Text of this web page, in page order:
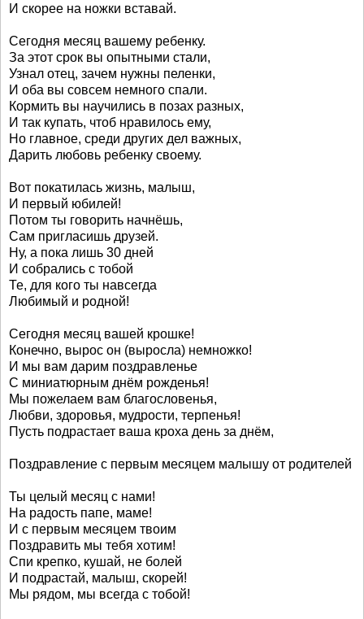
И скорее на ножки вставай.
Сегодня месяц вашему ребенку.
За этот срок вы опытными стали,
Узнал отец, зачем нужны пеленки,
И оба вы совсем немного спали.
Кормить вы научились в позах разных,
И так купать, чтоб нравилось ему,
Но главное, среди других дел важных,
Дарить любовь ребенку своему.
Вот покатилась жизнь, малыш,
И первый юбилей!
Потом ты говорить начнёшь,
Сам пригласишь друзей.
Ну, а пока лишь 30 дней
И собрались с тобой
Те, для кого ты навсегда
Любимый и родной!
Сегодня месяц вашей крошке!
Конечно, вырос он (выросла) немножко!
И мы вам дарим поздравленье
С миниатюрным днём рожденья!
Мы пожелаем вам благословенья,
Любви, здоровья, мудрости, терпенья!
Пусть подрастает ваша кроха день за днём,
Поздравление с первым месяцем малышу от родителей
Ты целый месяц с нами!
На радость папе, маме!
И с первым месяцем твоим
Поздравить мы тебя хотим!
Спи крепко, кушай, не болей
И подрастай, малыш, скорей!
Мы рядом, мы всегда с тобой!